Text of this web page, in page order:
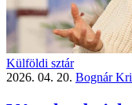
Külföldi sztár
2026. 04. 20. Bognár